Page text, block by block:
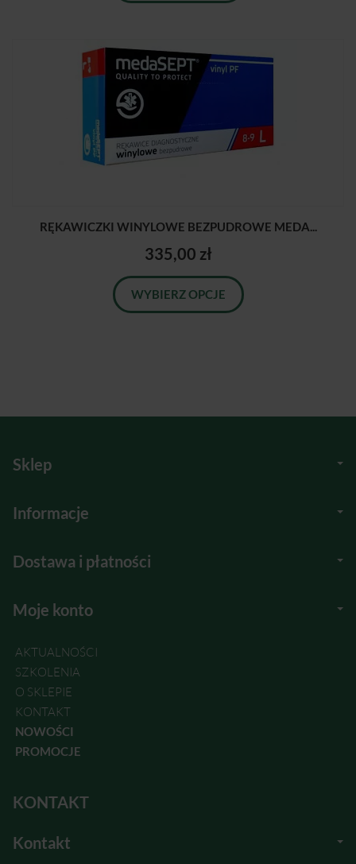
RĘKAWICZKI WINYLOWE BEZPUDROWE MEDA...
335,00 zł
WYBIERZ OPCJE
Sklep
Informacje
Dostawa i płatności
Moje konto
AKTUALNOŚCI
SZKOLENIA
O SKLEPIE
KONTAKT
NOWOŚCI
PROMOCJE
KONTAKT
Kontakt